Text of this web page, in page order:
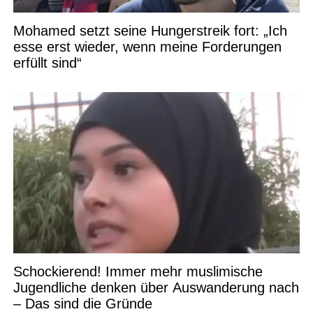
Mohamed setzt seine Hungerstreik fort: „Ich
esse erst wieder, wenn meine Forderungen
erfüllt sind“
Schockierend! Immer mehr muslimische
Jugendliche denken über Auswanderung nach
– Das sind die Gründe